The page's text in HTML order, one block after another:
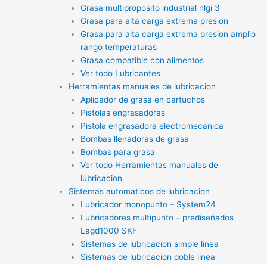
Grasa multiproposito industrial nlgi 3
Grasa para alta carga extrema presion
Grasa para alta carga extrema presion amplio
rango temperaturas
Grasa compatible con alimentos
Ver todo Lubricantes
Herramientas manuales de lubricacion
Aplicador de grasa en cartuchos
Pistolas engrasadoras
Pistola engrasadora electromecanica
Bombas llenadoras de grasa
Bombas para grasa
Ver todo Herramientas manuales de
lubricacion
Sistemas automaticos de lubricacion
Lubricador monopunto – System24
Lubricadores multipunto – prediseñados
Lagd1000 SKF
Sistemas de lubricacion simple linea
Sistemas de lubricacion doble linea